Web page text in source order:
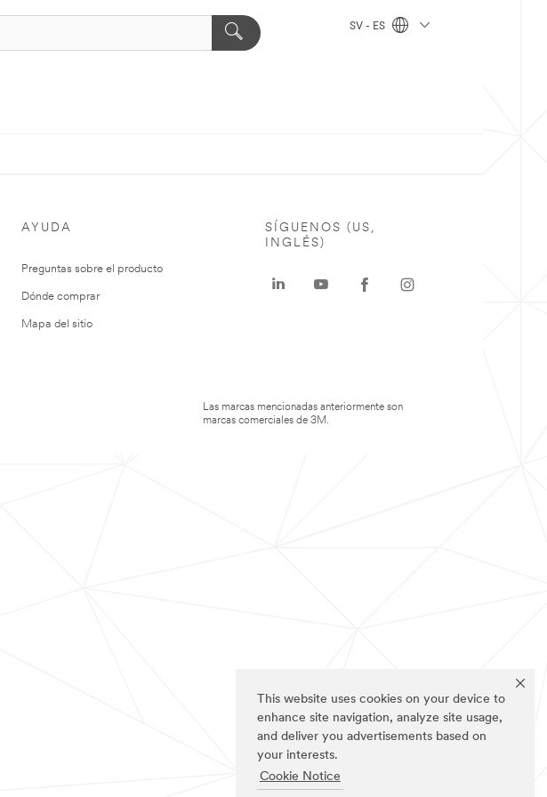
This website uses cookies on your device to
enhance site navigation, analyze site usage,
and deliver you advertisements based on
your interests.
Cookie Notice
SV - ES
AYUDA
Preguntas sobre el producto
Dónde comprar
Mapa del sitio
SÍGUENOS (US,
INGLÉS)
Las marcas mencionadas anteriormente son
marcas comerciales de 3M.